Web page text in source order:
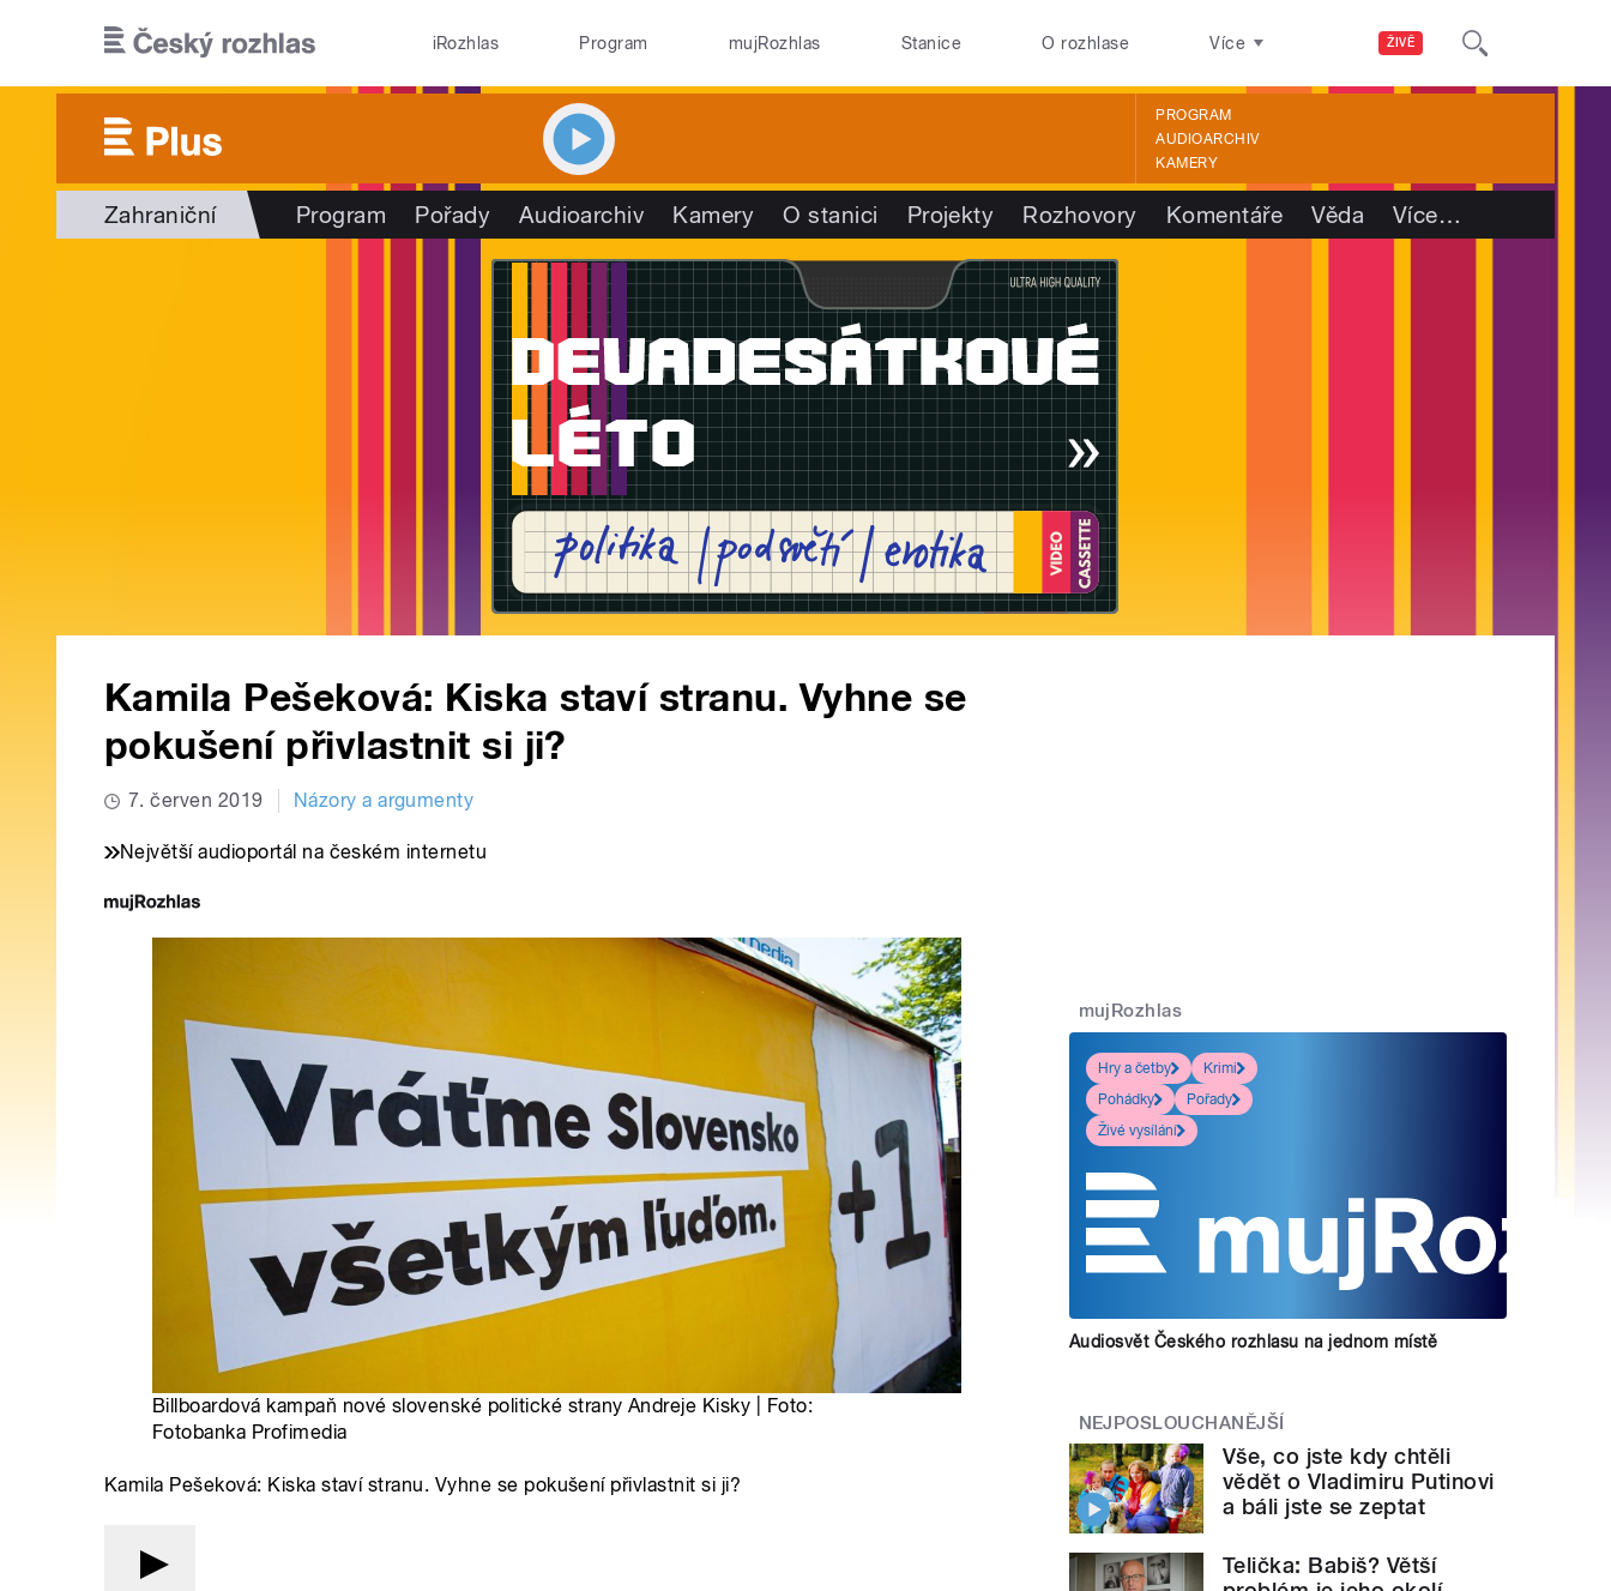
ŽIVĚ
iRozhlas Program mujRozhlas Stanice O rozhlase Více
PROGRAM
AUDIOARCHIV
KAMERY
Zahraniční Program Pořady Audioarchiv Kamery O stanici Projekty Rozhovory Komentáře Věda Více…
Kamila Pešeková: Kiska staví stranu. Vyhne se
pokušení přivlastnit si ji?
7. červen 2019 Názory a argumenty
Největší audioportál na českém internetu
Billboardová kampaň nové slovenské politické strany Andreje Kisky | Foto:
Fotobanka Profimedia
Kamila Pešeková: Kiska staví stranu. Vyhne se pokušení přivlastnit si ji?
mujRozhlas
Hry a četby
Krimi
Pohádky
Pořady
Živé vysílání
Audiosvět Českého rozhlasu na jednom místě
NEJPOSLOUCHANĚJŠÍ
Vše, co jste kdy chtěli
vědět o Vladimiru Putinovi
a báli jste se zeptat
Telička: Babiš? Větší